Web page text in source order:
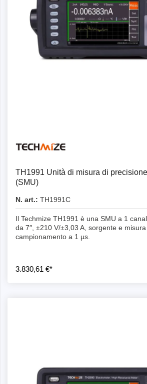
TH1991 Unità di misura di
(SMU)
N. art.: TH1991C
Il Techmize TH1991 è una SMU a 1
da 7″, ±210 V/±3,03 A, sorgente e
campionamento a 1 µs.
3.830,61 €*